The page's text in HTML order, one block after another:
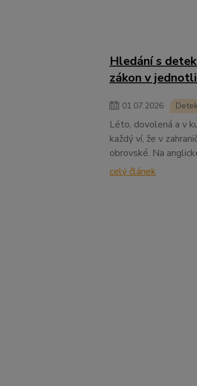
Hledání s
zákon v
01.07.2026
Léto, dovolená a v
každý ví, že v
obrovské. Na
celý článek